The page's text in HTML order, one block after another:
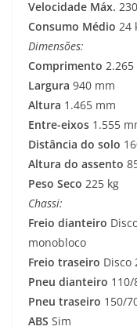
Velocidade Máx.
Consumo Médio 24
Dimensões:
Comprimento
Largura 940 mm
Altura 1.465 mm
Entre-eixos 1.555
Distância do solo
Altura do assento
Peso Seco 225 kg
Chassi:
Freio dianteiro
monobloco
Freio traseiro Disco
Pneu dianteiro 110/
Pneu traseiro 150/
ABS Sim